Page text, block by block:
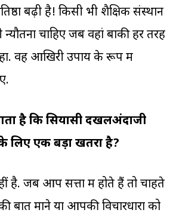
बढ़ी है! किसी भी शैक्षिक संस्थान
चाहिए जब वहां बाकी हर तरह
वह आखिरी उपाय के रूप में
है कि सियासी दखलअंदाजी
लिए एक बड़ा खतरा है?
है. जब आप सत्ता में होते हैं तो चाहते
बात माने या आपकी विचारधारा को